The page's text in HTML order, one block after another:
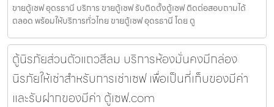
ขายตู้เซฟ อุดรธานี บริการ ขายตู้เซฟ รับติดตั้งตู้เซฟ ติดต่อสอบถามได้
ตลอด พร้อมให้บริการทั่วไทย ขายตู้เซฟ อุดรธานี โดย ตู
ตู้นิรภัยส่วนตัวแถวสีลม บริการห้องมั่นคงมีกล่อง
นิรภัยให้เช่าสำหรับการเช่าเซฟ เพื่อเป็นที่เก็บของมีค่า
และรับฝากของมีค่า ตู้เซฟ.com